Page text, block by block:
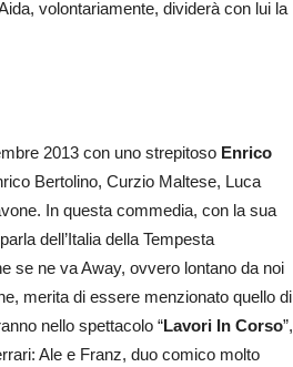
volontariamente, dividerà con lui la
2013 con uno strepitoso Enrico
Bertolino, Curzio Maltese, Luca
In questa commedia, con la sua
dell’Italia della Tempesta
se ne va Away, ovvero lontano da noi
merita di essere menzionato quello di
nello spettacolo “Lavori In Corso”,
Ale e Franz, duo comico molto